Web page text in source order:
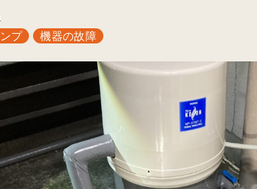
プ 機器の故障